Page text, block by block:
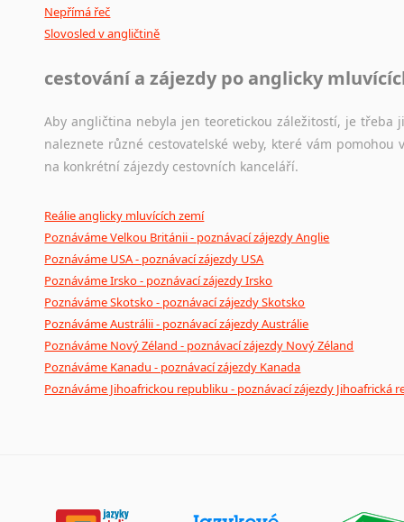
Nepřímá řeč
Slovosled v angličtině
cestování a zájezdy po anglicky
Aby angličtina nebyla jen teoretickou záležitostí, je
naleznete různé cestovatelské weby, které vám
na konkrétní zájezdy cestovních kanceláří.
Reálie anglicky mluvících zemí
Poznáváme Velkou Británii - poznávací zájezdy Anglie
Poznáváme USA - poznávací zájezdy USA
Poznáváme Irsko - poznávací zájezdy Irsko
Poznáváme Skotsko - poznávací zájezdy Skotsko
Poznáváme Austrálii - poznávací zájezdy Austrálie
Poznáváme Nový Zéland - poznávací zájezdy Nový Zéland
Poznáváme Kanadu - poznávací zájezdy Kanada
Poznáváme Jihoafrickou republiku - poznávací zájezdy Jihoafrická